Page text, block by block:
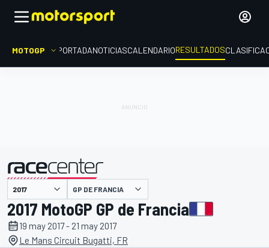
MOTOGP PORTADANOTICIASCALENDARIORESULTADOS
presentado por GP DE FRANCIA
2017 MotoGP GP de Francia
19 may 2017 - 21 may 2017
Le Mans Circuit Bugatti, FR